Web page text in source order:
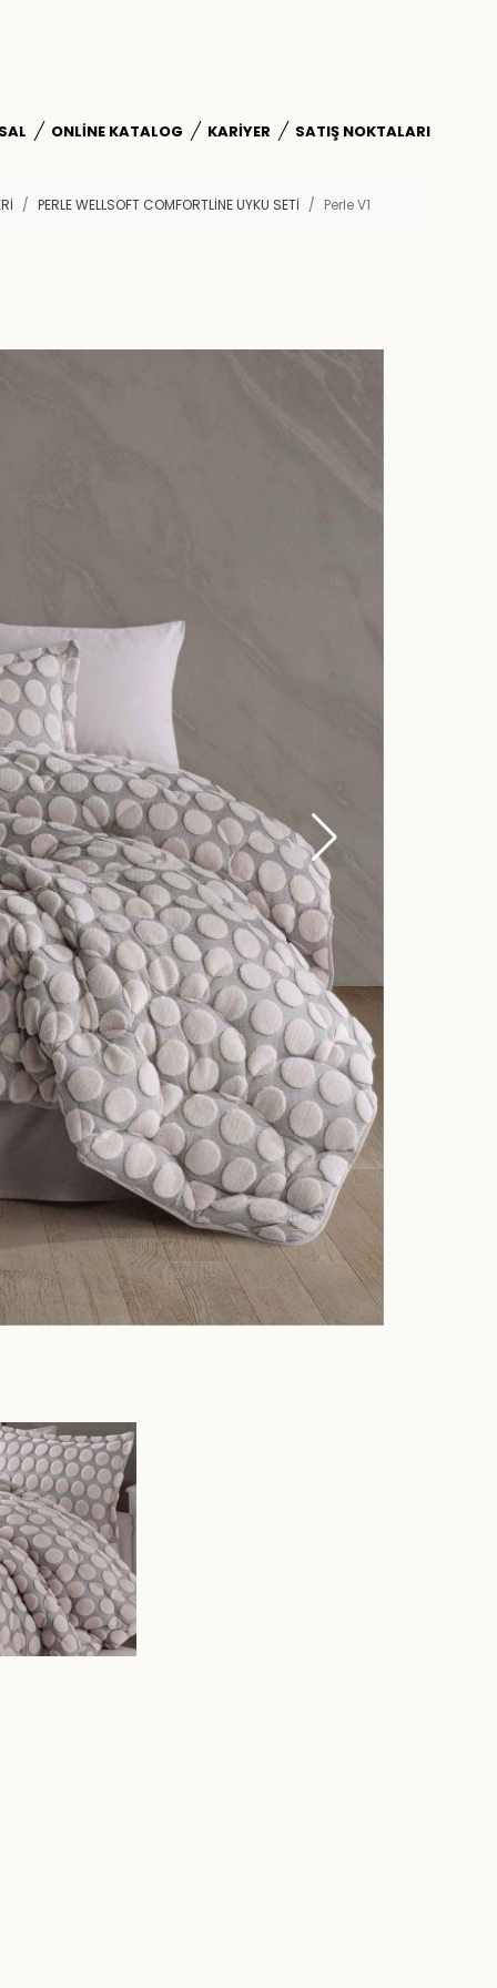
ONLINE KATALOG KARIYER SATIŞ NOKTALARI
PERLE WELLSOFT COMFORTLINE UYKU SETI Perle V1